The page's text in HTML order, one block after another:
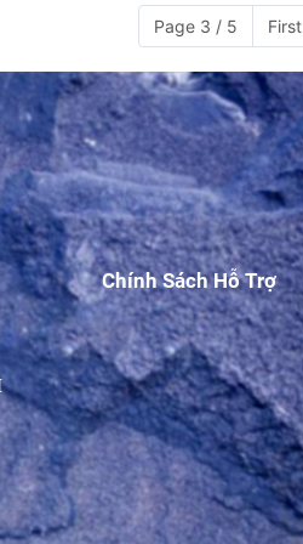
Page 3 / 5 First
Chính Sách Hỗ Trợ